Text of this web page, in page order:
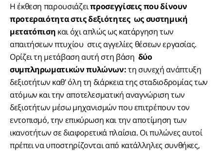
Η έκθεση παρουσιάζειπροσεγγίσεις που δίνουν
προτεραιότητα στις δεξιότητες ως συστημική
μετατόπιση και όχι απλώς ως κατάργηση των
απαιτήσεων πτυχίου στις αγγελίες θέσεων εργασίας.
Ορίζει τη μετάβαση αυτή στη βάση δύο
συμπληρωματικών πυλώνων:τη συνεχή ανάπτυξη
δεξιοτήτων καθ’ όλη τη διάρκεια της σταδιοδρομίας των
ατόμων και την αποτελεσματική αναγνώριση των
δεξιοτήτων μέσω μηχανισμών που επιτρέπουν τον
εντοπισμό, την επικύρωση και την αποτίμηση των
ικανοτήτων σε διαφορετικά πλαίσια. Οι πυλώνες αυτοί
πρέπει να υποστηρίζονται από κατάλληλες συνθήκες,